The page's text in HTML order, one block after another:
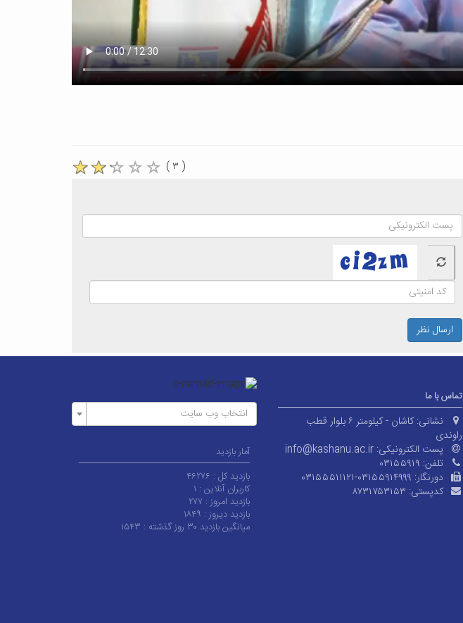
( ۳ )
ارسال نظر
تماس با ما
نشانی:
کاشان - کیلومتر ۶ بلوار قطب
راوندی
پست الکترونیکی: info@kashanu.ac.ir
تلفن: ۰۳۱۵۵۹۱۹
دورنگار: ۰۳۱۵۵۵۱۱۱۲۱-۰۳۱۵۵۹۱۴۹۹۹
کدپستی: ۸۷۳۱۷۵۳۱۵۳
انتخاب وب سایت
آمار بازدید
بازدید کل : ۴۶۲۷۶
کاربران آنلاین : ۱
بازدید امروز : ۲۷۷
بازدید دیروز : ۱۸۴۹
میانگین بازدید ۳۰ روز گذشته :
۱۵۴۳